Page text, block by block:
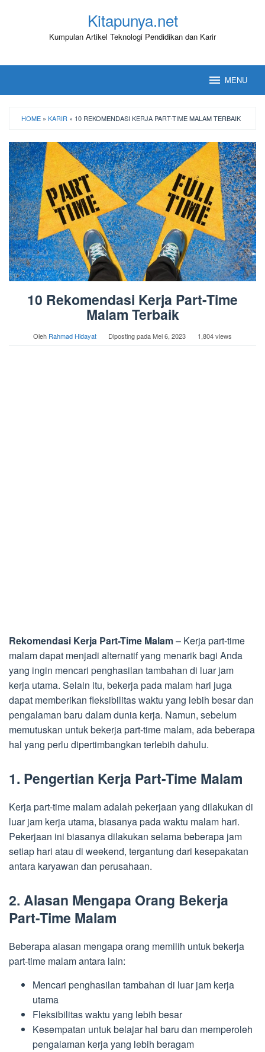
Kitapunya.net
Kumpulan Artikel Teknologi Pendidikan dan Karir
MENU
HOME » KARIR » 10 REKOMENDASI KERJA PART-TIME MALAM TERBAIK
10 Rekomendasi Kerja Part-Time
Malam Terbaik
Oleh Rahmad Hidayat Diposting padaMei 6, 2023 1,804 views
Rekomendasi Kerja Part-Time Malam– Kerja part-time
malam dapat menjadi alternatif yang menarik bagi Anda
yang ingin mencari penghasilan tambahan di luar jam
kerja utama. Selain itu, bekerja pada malam hari juga
dapat memberikan fleksibilitas waktu yang lebih besar dan
pengalaman baru dalam dunia kerja. Namun, sebelum
memutuskan untuk bekerja part-time malam, ada beberapa
hal yang perlu dipertimbangkan terlebih dahulu.
1. Pengertian Kerja Part-Time Malam
Kerja part-time malam adalah pekerjaan yang dilakukan di
luar jam kerja utama, biasanya pada waktu malam hari.
Pekerjaan ini biasanya dilakukan selama beberapa jam
setiap hari atau di weekend, tergantung dari kesepakatan
antara karyawan dan perusahaan.
2. Alasan Mengapa Orang Bekerja
Part-Time Malam
Beberapa alasan mengapa orang memilih untuk bekerja
part-time malam antara lain:
Mencari penghasilan tambahan di luar jam kerja
utama
Fleksibilitas waktu yang lebih besar
Kesempatan untuk belajar hal baru dan memperoleh
pengalaman kerja yang lebih beragam